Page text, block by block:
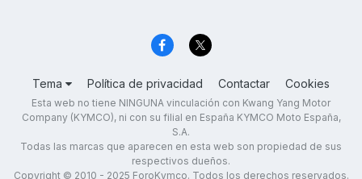
Tema Política de privacidad Contactar Cookies
Esta web no tiene NINGUNA vinculación con Kwang Yang Motor
Company (KYMCO), ni con su filial en España KYMCO Moto España,
S.A.
Todas las marcas que aparecen en esta web son propiedad de sus
respectivos dueños.
Copyright © 2010 - 2025 ForoKymco. Todos los derechos reservados.